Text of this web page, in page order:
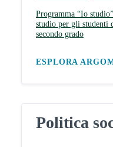
Programma “Io
studio per gli studenti
secondo grado
ESPLORA
Politica